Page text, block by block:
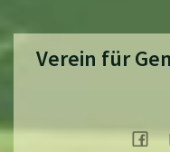
Verein für